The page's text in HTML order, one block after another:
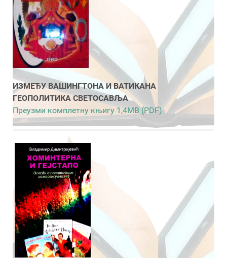
ИЗМЕЂУ ВАШИНГТОНА И ВАТИКАНА
ГЕОПОЛИТИКА СВЕТОСАВЉА
Преузми комплетну књигу 1,4MB (PDF)